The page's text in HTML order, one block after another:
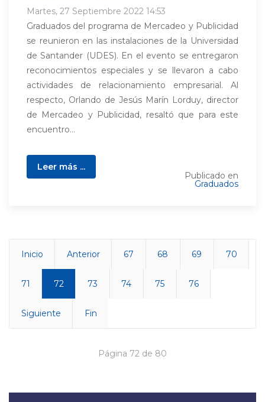
Martes, 27 Septiembre 2022 14:53
Graduados del programa de Mercadeo y Publicidad
se reunieron en las instalaciones de la Universidad
de Santander (UDES). En el evento se entregaron
reconocimientos especiales y se llevaron a cabo
actividades de relacionamiento empresarial. Al
respecto, Orlando de Jesús Marín Lorduy, director
de Mercadeo y Publicidad, resaltó que para este
encuentro...
Leer más ...
Publicado en
Graduados
Inicio Anterior 67 68 69 70
71 72 73 74 75 76
Siguiente Fin
Página 72 de 80